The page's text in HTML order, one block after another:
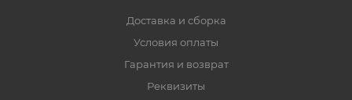
Доставка и сборка
Условия оплаты
Гарантия и возврат
Реквизиты